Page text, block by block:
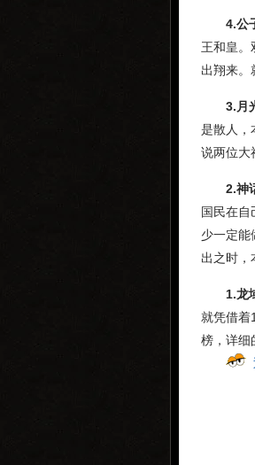
4.公
王和皇。
出翔来。
3.月
是散人，
说两位大
2.神
国民在
少一定能
出之时，
1.龙
就凭借着
榜，详细